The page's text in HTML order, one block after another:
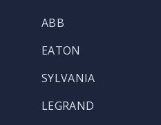
ABB
EATON
SYLVANIA
LEGRAND